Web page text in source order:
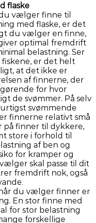
flaske
vælger finne til
med flaske, er det
du vælger en finne,
optimal fremdrift
belastning. Ser
fiskene, er det helt
at det ikke er
af finnerne, der
for hvor
de svømmer. På selv
svømmende
finnerne relativt små
på finner til dykkere,
store i forhold til
af ben og
for kramper og
skal passe til dit
fremdrift nok, også
du vælger finner er
En stor finne med
for stor belastning
forskellige